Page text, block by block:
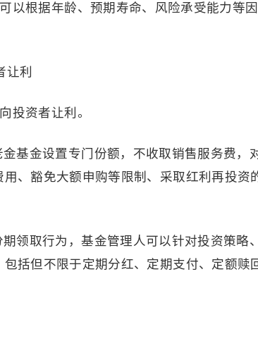
以根据年龄、预期寿命、风险承受能力等因
让利
投资者让利。
基金设置专门份额，不收取销售服务费，
、豁免大额申购等限制、采取红利再投资
领取行为，基金管理人可以针对投资策略、
括但不限于定期分红、定期支付、定额赎